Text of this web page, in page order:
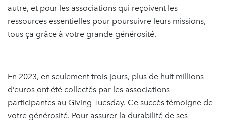
autre, et pour les associations qui reçoivent les
ressources essentielles pour poursuivre leurs missions,
tous ça grâce à votre grande générosité.
En 2023, en seulement trois jours, plus de huit millions
d’euros ont été collectés par les associations
participantes au Giving Tuesday. Ce succès témoigne de
votre générosité. Pour assurer la durabilité de ses